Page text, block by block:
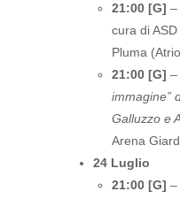
21:00 [G] –
cura di
Pluma
21:00 [G] –
immagine”
Galluzzo e
Arena
24 Luglio
21:00 [G] –